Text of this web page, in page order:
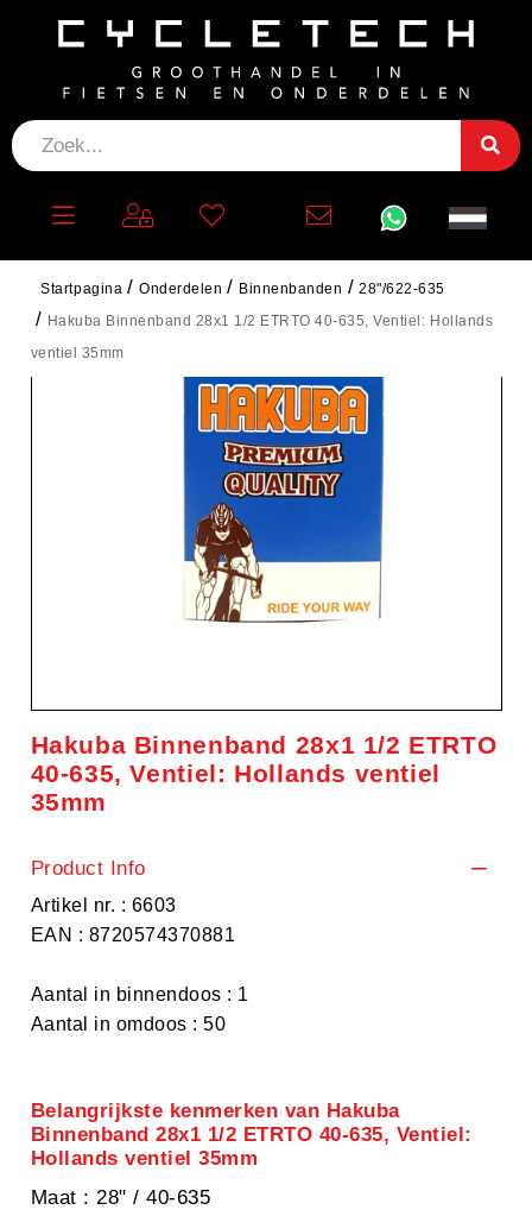
Startpagina Onderdelen Binnenbanden
28"/622-635
Hakuba Binnenband 28x1 1/2 ETRTO 40-635, Ventiel: Hollands
ventiel 35mm
Hakuba Binnenband 28x1 1/2 ETRTO
40-635, Ventiel: Hollands ventiel
35mm
Product Info
Artikel nr. : 6603
EAN : 8720574370881
Aantal in binnendoos : 1
Aantal in omdoos : 50
Belangrijkste kenmerken van Hakuba
Binnenband 28x1 1/2 ETRTO 40-635, Ventiel:
Hollands ventiel 35mm
Maat : 28" / 40-635